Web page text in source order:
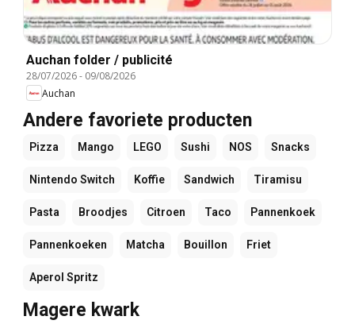
Auchan folder / publicité
28/07/2026- 09/08/2026
Auchan
Andere favoriete producten
Pizza Mango LEGO Sushi NOS Snacks
Nintendo Switch Koffie Sandwich Tiramisu
Pasta Broodjes Citroen Taco Pannenkoek
Pannenkoeken Matcha Bouillon Friet
Aperol Spritz
Magere kwark